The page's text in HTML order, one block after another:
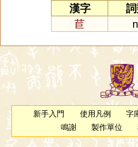
漢字
苣
新手入門 使用凡例 字
鳴謝
製作單位